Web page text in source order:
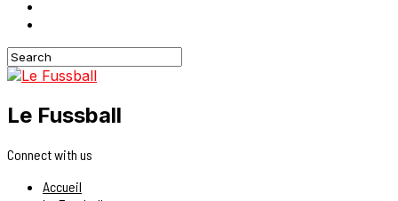
Le Fussball
Connect with us
Accueil